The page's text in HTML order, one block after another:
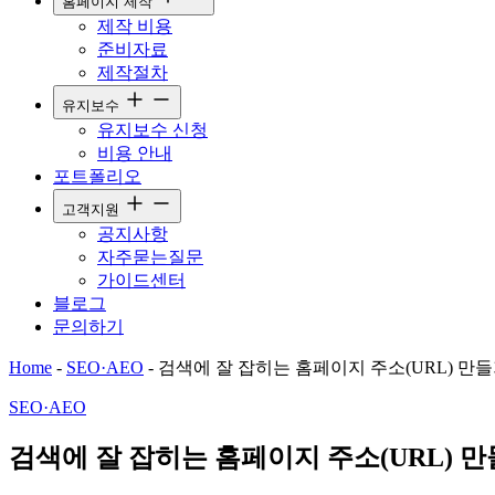
제작 비용
준비자료
제작절차
유지보수
유지보수 신청
비용 안내
포트폴리오
고객지원
공지사항
자주묻는질문
가이드센터
블로그
문의하기
Home - SEO·AEO - 검색에 잘 잡히는 홈페이지 주소(URL) 만들
SEO·AEO
검색에 잘 잡히는 홈페이지 주소(URL) 만